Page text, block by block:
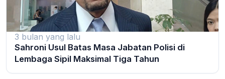
3 bulan yang lalu
Sahroni Usul Batas Masa Jabatan Polisi di
Lembaga Sipil Maksimal Tiga Tahun